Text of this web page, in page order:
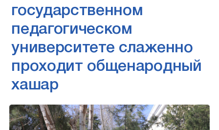
государственном
педагогическом
университете слаженно
проходит общенародный
хашар